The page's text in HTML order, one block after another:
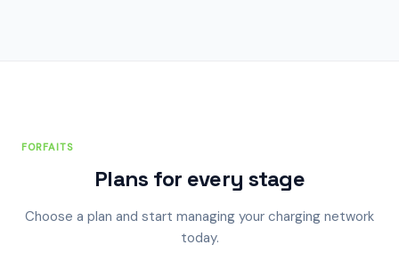
FORFAITS
Plans for every stage
Choose a plan and start managing your charging network
today.